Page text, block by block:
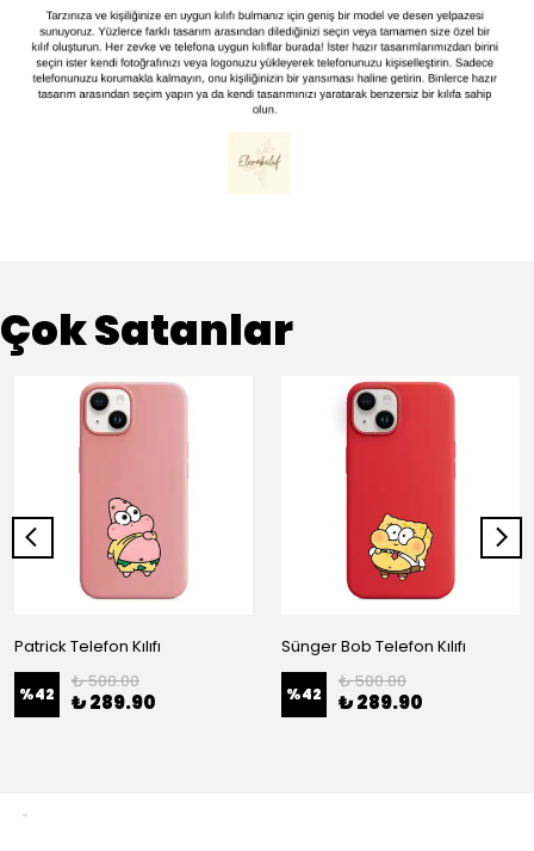
Çok Satanlar
Patrick Telefon Kılıfı
%42
₺ 500.00
₺ 289.90
Sünger Bob Telefon Kılıfı
%42
₺ 500.00
₺ 289.90